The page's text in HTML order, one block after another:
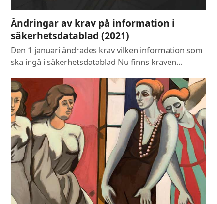
Ändringar av krav på information i
säkerhetsdatablad (2021)
Den 1 januari ändrades krav vilken information som
ska ingå i säkerhetsdatablad Nu finns kraven…